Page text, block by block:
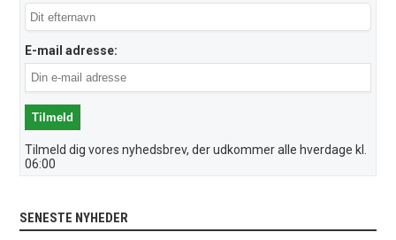
E-mail adresse:
Tilmeld dig vores nyhedsbrev, der udkommer alle hverdage kl.
06:00
SENESTE NYHEDER